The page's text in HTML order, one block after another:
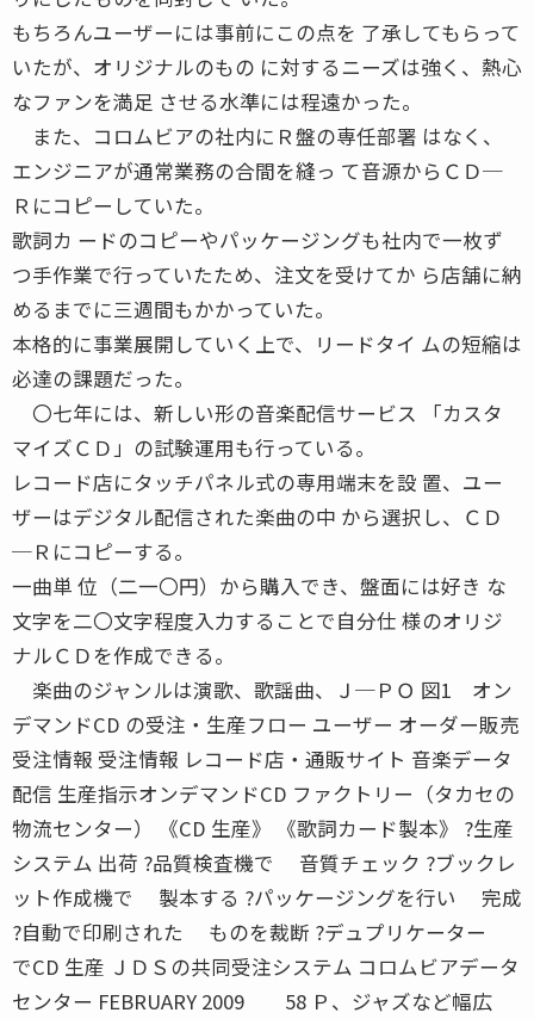
もちろんユーザーには事前にこの点を 了承してもらって
いたが、オリジナルのもの に対するニーズは強く、熱心
なファンを満足 させる水準には程遠かった。
また、コロムビアの社内にＲ盤の専任部署 はなく、
エンジニアが通常業務の合間を縫っ て音源からＣＤ─
Ｒにコピーしていた。
歌詞カ ードのコピーやパッケージングも社内で一枚ず
つ手作業で行っていたため、注文を受けてか ら店舗に納
めるまでに三週間もかかっていた。
本格的に事業展開していく上で、リードタイ ムの短縮は
必達の課題だった。
〇七年には、新しい形の音楽配信サービス 「カスタ
マイズＣＤ」の試験運用も行っている。
レコード店にタッチパネル式の専用端末を設 置、ユー
ザーはデジタル配信された楽曲の中 から選択し、ＣＤ
─Ｒにコピーする。
一曲単 位（二一〇円）から購入でき、盤面には好き な
文字を二〇文字程度入力することで自分仕 様のオリジ
ナルＣＤを作成できる。
楽曲のジャンルは演歌、歌謡曲、Ｊ─ＰＯ 図1 オン
デマンドCD の受注・生産フロー ユーザー オーダー販売
受注情報 受注情報 レコード店・通販サイト 音楽データ
配信 生産指示オンデマンドCD ファクトリー（タカセの
物流センター） 《CD 生産》 《歌詞カード製本》 ?生産
システム 出荷 ?品質検査機で 音質チェック ?ブックレ
ット作成機で 製本する ?パッケージングを行い 完成
?自動で印刷された ものを裁断 ?デュプリケーター
でCD 生産 ＪＤＳの共同受注システム コロムビアデータ
センター FEBRUARY 2009 58 Ｐ、ジャズなど幅広